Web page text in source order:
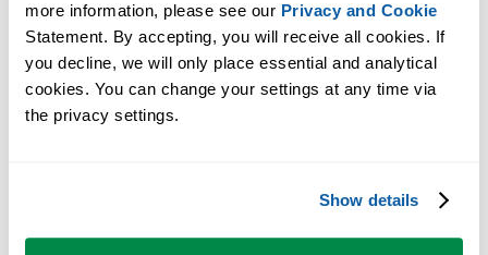
more information, please see our Privacy and Cookie
Statement. By accepting, you will receive all cookies. If
you decline, we will only place essential and analytical
cookies. You can change your settings at any time via
the privacy settings.
Show details